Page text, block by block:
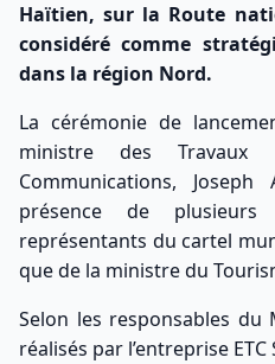
Haïtien, sur la Route
considéré comme
dans la région Nord.
La cérémonie de
ministre des Travaux
Communications,
présence de
représentants du cartel
que de la ministre du
Selon les responsables du
réalisés par l’entreprise